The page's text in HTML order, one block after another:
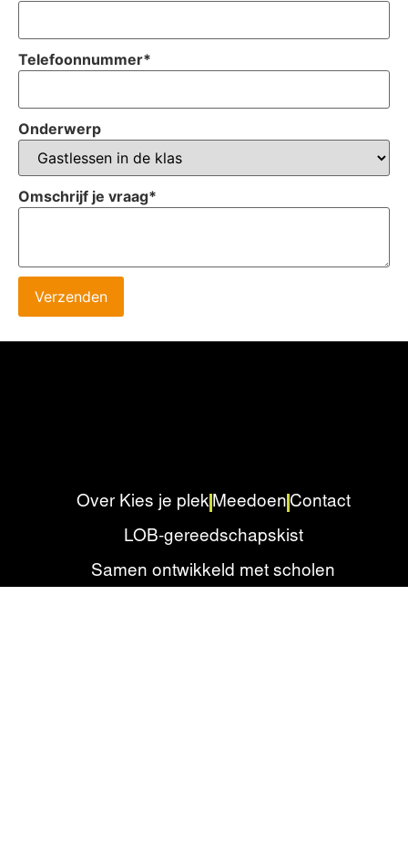
Telefoonnummer*
Onderwerp
Omschrijf je vraag*
Verzenden
Over Kies je plek Meedoen Contact
LOB-gereedschapskist
Samen ontwikkeld met scholen